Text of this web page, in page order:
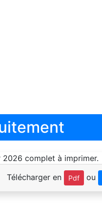
Télécharger en Pdf ou